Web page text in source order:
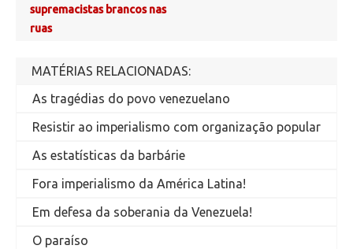
supremacistas brancos nas
ruas
MATÉRIAS RELACIONADAS:
As tragédias do povo venezuelano
Resistir ao imperialismo com organização popular
As estatísticas da barbárie
Fora imperialismo da América Latina!
Em defesa da soberania da Venezuela!
O paraíso